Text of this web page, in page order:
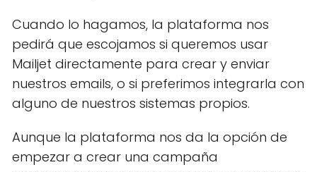
Cuando lo hagamos, la plataforma nos
pedirá que escojamos si queremos usar
Mailjet directamente para crear y enviar
nuestros emails, o si preferimos integrarla con
alguno de nuestros sistemas propios.
Aunque la plataforma nos da la opción de
empezar a crear una campaña